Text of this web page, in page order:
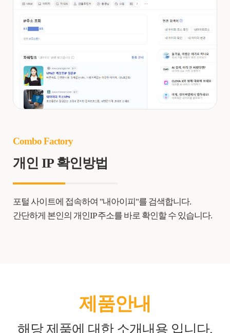
Combo Factory
개인 IP 확인방법
포털 사이트에 접속하여 "내아이피"를 검색합니다.
간단하게 본인의 개인IP 주소를 바로 확인할 수 있습니다.
제품안내
해당 제품에 대한 소개내용 입니다.